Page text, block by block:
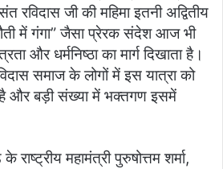
रविदास जी की महिमा इतनी अद्वितीय
में गंगा” जैसा प्रेरक संदेश आज भी
और धर्मनिष्ठा का मार्ग दिखाता है।
समाज के लोगों में इस यात्रा को
और बड़ी संख्या में भक्तगण इसमें
राष्ट्रीय महामंत्री पुरुषोत्तम शर्मा,